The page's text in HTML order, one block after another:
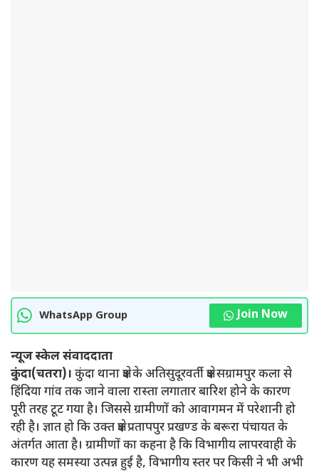
WhatsApp Group Join Now
न्यूज स्केल संवाददाता
कुंदा(चतरा)। कुंदा थाना क्षेत्र के अतिसुदूरवर्ती क्षेत्र सग्रामपुर कला से
हिंदिया गांव तक जाने वाला रास्ता लगातार बारिश होने के कारण
पूरी तरह टूट गया है। जिससे ग्रामीणों को आवागमन में परेशानी हो
रही है। ज्ञात हो कि उक्त क्षेत्र प्रतापपुर प्रखण्ड के बरूरा पंचायत के
अंतर्गत आता है। ग्रामीणों का कहना है कि विभागीय लापरवाही के
कारण यह समस्या उत्पन्न हुई है, विभागीय स्तर पर किसी ने भी अभी